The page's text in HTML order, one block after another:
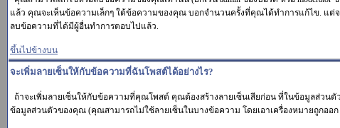
แล้ว คุณจะเห็นข้อความเล็กๆ ใต้ข้อความของคุณ บอกจำนวนครั้งที่คุณได้ทำการแก้ไข. แต่จ
ลบข้อความที่ได้มีผู้อื่นทำการตอบไปแล้ว.
ขึ้นไปข้างบน
จะเพิ่มลายเซ็นให้กับข้อความที่ฉันโพสต์ได้อย่างไร?
ถ้าจะเพิ่มลายเซ็นให้กับข้อความที่คุณโพสต์ คุณต้องสร้างลายเซ็นเสียก่อน ที่ในข้อมูลส่วน
ข้อมูลส่วนตัวของคุณ (คุณสามารถไม่ใช้ลายเซ็นในบางข้อความ โดยเอาเครื่องหมายถูกออ